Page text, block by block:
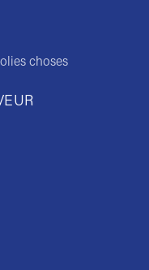
choses